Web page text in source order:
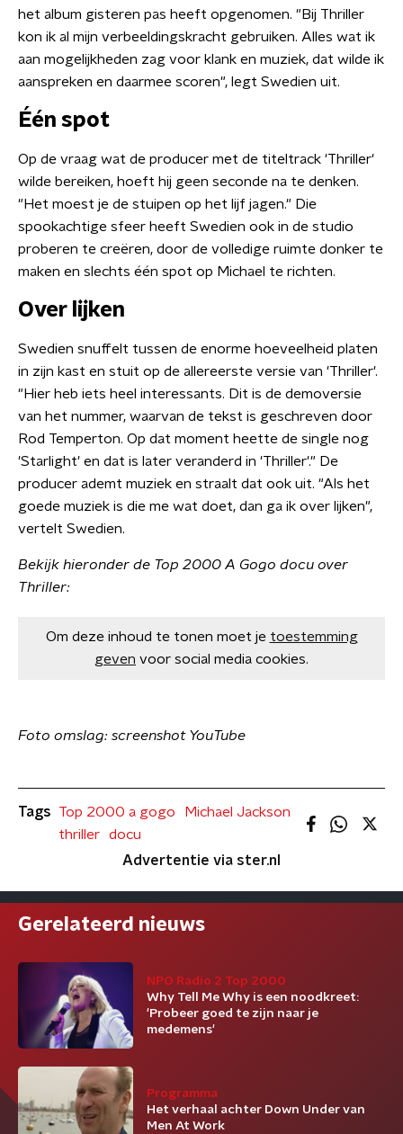
het album gisteren pas heeft opgenomen. "​Bij Thriller
kon ik al mijn verbeeldingskracht gebruiken. Alles wat ik
aan mogelijkheden zag voor klank en muziek, dat wilde ik
aanspreken en daarmee scoren", legt Swedien uit.
Één spot
Op de vraag wat de producer met de titeltrack 'Thriller'
wilde bereiken, hoeft hij geen seconde na te denken.
"Het moest je de stuipen op het lijf jagen." Die
spookachtige sfeer heeft Swedien ook in de studio
proberen te creëren, door de volledige ruimte donker te
maken en slechts één spot op Michael te richten.
Over lijken
Swedien snuffelt tussen de enorme hoeveelheid platen
in zijn ​kast en stuit op de allereerste versie van 'Thriller'.
"Hier heb iets heel interessants. Dit is de demoversie
van het nummer, waarvan de tekst is geschreven door
Rod Temperton. Op dat moment heette de single nog
'Starlight' en dat is later veranderd in 'Thriller'." De
producer ademt muziek en straalt dat ook uit. "Als het
goede muziek is die me wat doet, dan ga ik over lijken",
vertelt Swedien.
Bekijk hieronder de Top 2000 A Gogo docu over
Thriller:
Om deze inhoud te tonen moet je toestemming
geven voor social media cookies.
​Foto omslag: screenshot YouTube
Tags Top 2000 a gogo
Michael Jackson
thriller
docu
Advertentie via ster.nl
Gerelateerd nieuws
NPO Radio 2 Top 2000
Why Tell Me Why is een noodkreet:
'Probeer goed te zijn naar je
medemens'
Programma
Het verhaal achter Down Under van
Men At Work